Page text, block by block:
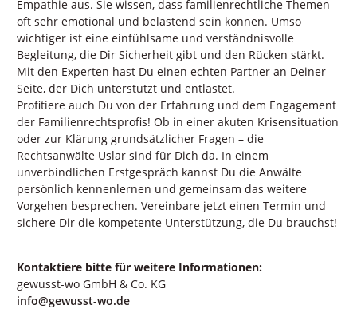
Empathie aus. Sie wissen, dass familienrechtliche Themen
oft sehr emotional und belastend sein können. Umso
wichtiger ist eine einfühlsame und verständnisvolle
Begleitung, die Dir Sicherheit gibt und den Rücken stärkt.
Mit den Experten hast Du einen echten Partner an Deiner
Seite, der Dich unterstützt und entlastet.
Profitiere auch Du von der Erfahrung und dem Engagement
der Familienrechtsprofis! Ob in einer akuten Krisensituation
oder zur Klärung grundsätzlicher Fragen – die
Rechtsanwälte Uslar sind für Dich da. In einem
unverbindlichen Erstgespräch kannst Du die Anwälte
persönlich kennenlernen und gemeinsam das weitere
Vorgehen besprechen. Vereinbare jetzt einen Termin und
sichere Dir die kompetente Unterstützung, die Du brauchst!
Kontaktiere bitte für weitere Informationen:
gewusst-wo GmbH & Co. KG
info@gewusst-wo.de